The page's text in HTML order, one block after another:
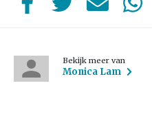
Bekijk meer van
Monica Lam